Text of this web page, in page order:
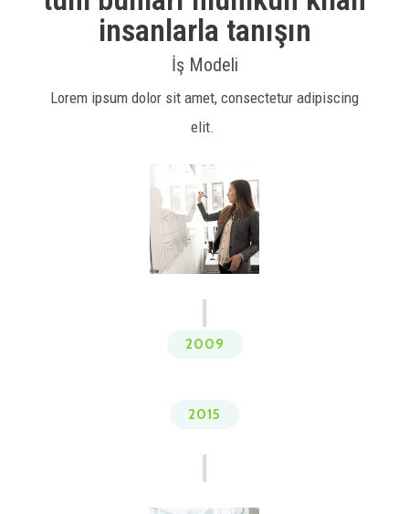
insanlarla tanışın
İş Modeli
Lorem ipsum dolor sit amet, consectetur adipiscing
elit.
2009
2015